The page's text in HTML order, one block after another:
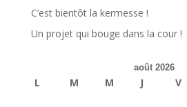
C’est bientôt la kermesse !
Un projet qui bouge dans la cour !
août 2026
L M M J V